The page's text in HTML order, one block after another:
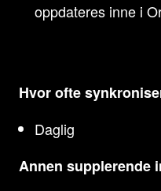
oppdateres inne i
Hvor ofte
Daglig
Annen supplerende